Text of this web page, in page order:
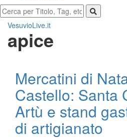
VesuvioLive.it
apice
Mercatini di
Castello: Santa
Artù e stand
di artigianato